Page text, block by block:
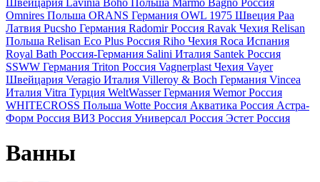
Швейцария Lavinia Boho Польша Marmo Bagno Россия
Omnires Польша ORANS Германия OWL 1975 Швеция Paa
Латвия Pucsho Германия RadomirРоссия Ravak Чехия Relisan
Польша Relisan Eco Plus Россия Riho Чехия Roca Испания
Royal Bath Россия-Германия Salini Италия Santek Россия
SSWW Германия Triton Россия Vagnerplast Чехия Vayer
Швейцария Veragio Италия Villeroy & Boch Германия Vincea
Италия Vitra Турция WeltWasserГермания WemorРоссия
WHITECROSS Польша Wotte Россия Акватика Россия Астра-
Форм Россия ВИЗ Россия Универсал Россия Эстет Россия
Ванны